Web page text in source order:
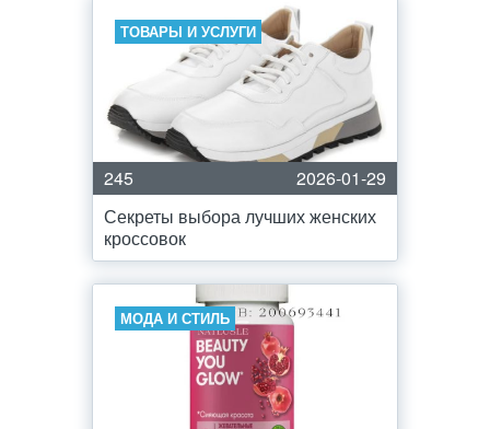
ТОВАРЫ И УСЛУГИ
245
2026-01-29
Секреты выбора лучших женских
кроссовок
МОДА И СТИЛЬ